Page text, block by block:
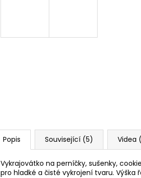
Popis Související (5) Videa
Vykrajovátko na perníčky, sušenky,
pro hladké a čisté vykrojení tvaru. Výška